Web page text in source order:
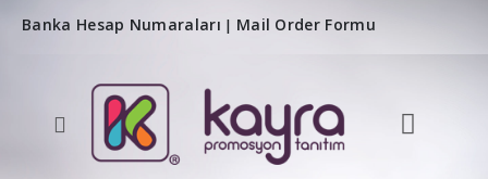
Banka Hesap Numaraları | Mail Order Formu